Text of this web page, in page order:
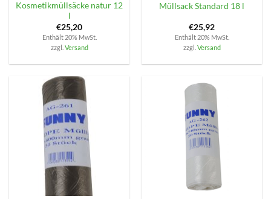
Kosmetikmüllsäcke natur 12
l
€25,20
Enthält 20% MwSt.
zzgl. Versand
Müllsack Standard 18 l
€25,92
Enthält 20% MwSt.
zzgl. Versand